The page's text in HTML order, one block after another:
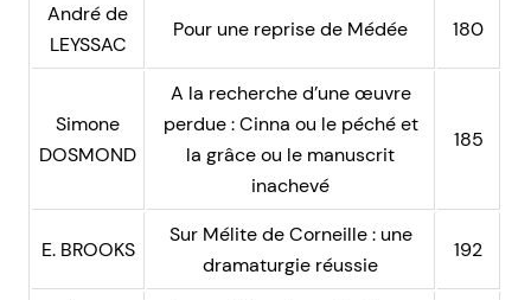
André de
LEYSSAC
Pour une reprise de Médée 180
Simone
DOSMOND
A la recherche d’une œuvre
perdue : Cinna ou le péché et
la grâce ou le manuscrit
inachevé
185
E. BROOKS
Sur Mélite de Corneille : une
dramaturgie réussie
192